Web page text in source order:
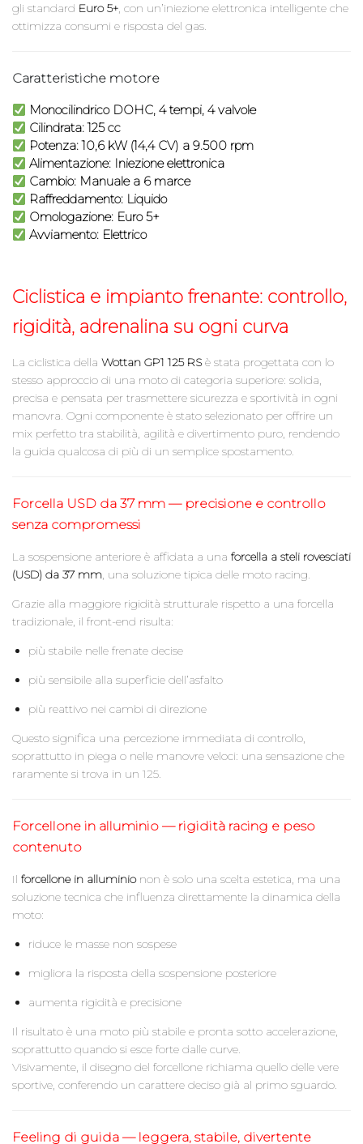
gli standard Euro 5+, con un’iniezione elettronica intelligente che
ottimizza consumi e risposta del gas.
Caratteristiche motore
Monocilindrico DOHC, 4 tempi, 4 valvole
Cilindrata: 125 cc
Potenza: 10,6 kW (14,4 CV) a 9.500 rpm
Alimentazione: Iniezione elettronica
Cambio: Manuale a 6 marce
Raffreddamento: Liquido
Omologazione: Euro 5+
Avviamento: Elettrico
Ciclistica e impianto frenante: controllo,
rigidità, adrenalina su ogni curva
La ciclistica della Wottan GP1 125 RSè stata progettata con lo
stesso approccio di una moto di categoria superiore: solida,
precisa e pensata per trasmettere sicurezza e sportività in ogni
manovra. Ogni componente è stato selezionato per offrire un
mix perfetto tra stabilità, agilità e divertimento puro, rendendo
la guida qualcosa di più di un semplice spostamento.
Forcella USD da 37 mm — precisione e controllo
senza compromessi
La sospensione anteriore è affidata a una forcella a steli rovesciati
(USD) da 37 mm, una soluzione tipica delle moto racing.
Grazie alla maggiore rigidità strutturale rispetto a una forcella
tradizionale, il front-end risulta:
più stabile nelle frenate decise
più sensibile alla superficie dell’asfalto
più reattivo nei cambi di direzione
Questo significa una percezione immediata di controllo,
soprattutto in piega o nelle manovre veloci: una sensazione che
raramente si trova in un 125.
Forcellone in alluminio — rigidità racing e peso
contenuto
Il forcellone in alluminionon è solo una scelta estetica, ma una
soluzione tecnica che influenza direttamente la dinamica della
moto:
riduce le masse non sospese
migliora la risposta della sospensione posteriore
aumenta rigidità e precisione
Il risultato è una moto più stabile e pronta sotto accelerazione,
soprattutto quando si esce forte dalle curve.
Visivamente, il disegno del forcellone richiama quello delle vere
sportive, conferendo un carattere deciso già al primo sguardo.
Feeling di guida — leggera, stabile, divertente